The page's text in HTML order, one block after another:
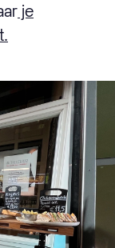
je